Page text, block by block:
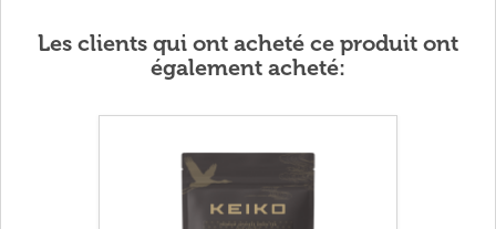
Les clients qui ont acheté ce produit ont
également acheté: